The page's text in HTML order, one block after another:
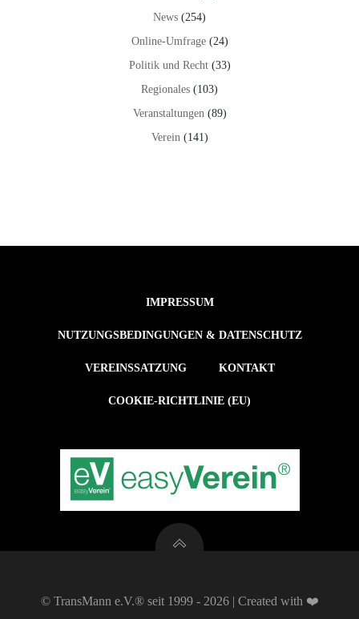
News (254)
Online-Umfrage(24)
Politik und Recht(33)
Regionales (103)
Veranstaltungen (89)
Verein (141)
IMPRESSUM
NUTZUNGSBEDINGUNGEN & DATENSCHUTZ
VEREINSSATZUNG KONTAKT
COOKIE-RICHTLINIE (EU)
© TransMann e.V.® seit 1999 - 2026 | Created with ❤️